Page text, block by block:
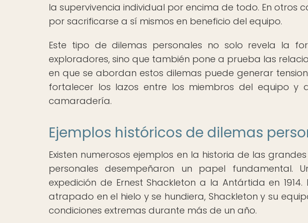
la supervivencia individual por encima de todo. En otros
por sacrificarse a sí mismos en beneficio del equipo.
Este tipo de dilemas personales no solo revela la
exploradores, sino que también pone a prueba las
en que se abordan estos dilemas puede generar
fortalecer los lazos entre los miembros del equipo y
camaradería.
Ejemplos históricos de dilemas
Existen numerosos ejemplos en la historia de las
personales desempeñaron un papel fundamental.
expedición de Ernest Shackleton a la Antártida en
atrapado en el hielo y se hundiera, Shackleton y su
condiciones extremas durante más de un año.